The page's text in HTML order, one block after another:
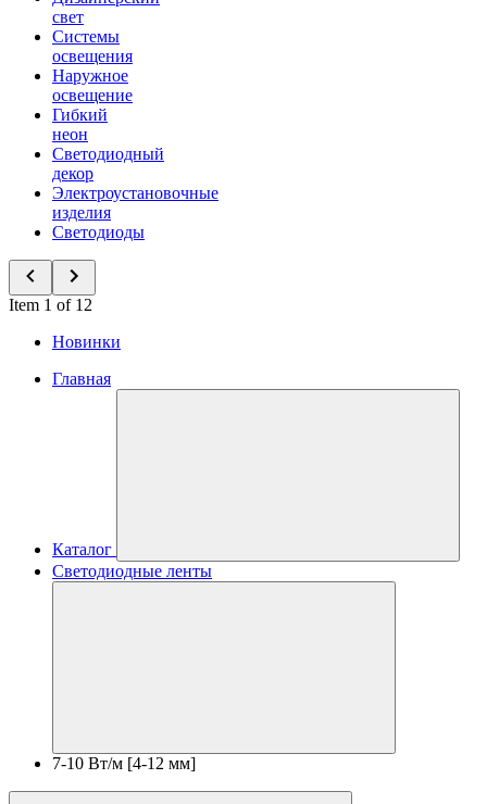
свет
Системы
освещения
Наружное
освещение
Гибкий
неон
Светодиодный
декор
Электроустановочные
изделия
Светодиоды
Item 1 of 12
Новинки
Главная
Каталог
Светодиодные ленты
7-10 Вт/м [4-12 мм]